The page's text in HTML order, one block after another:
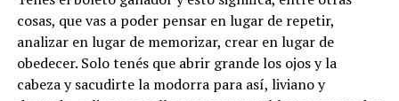
cosas, que vas a poder pensar en lugar de repetir,
analizar en lugar de memorizar, crear en lugar de
obedecer. Solo tenés que abrir grande los ojos y la
cabeza y sacudirte la modorra para así, liviano y